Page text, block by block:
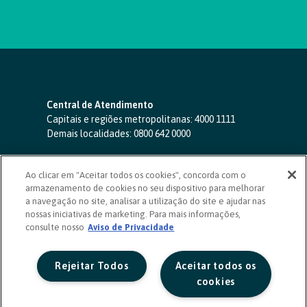
Central de Atendimento
Capitais e regiões metropolitanas: 4000 1111
Demais localidades: 0800 642 0000
SAC 24 horas-0800 724 4420
Ouvidoria
0800 725 0996
(de segunda a sexta, das 8h às 20h)
ouvidoriasicoob.com.br
Deficientes auditivos ou de fala
Ao clicar em "Aceitar todos os cookies", concorda com o
armazenamento de cookies no seu dispositivo para melhorar
a navegação no site, analisar a utilização do site e ajudar nas
nossas iniciativas de marketing. Para mais informações,
consulte nosso Aviso de Privacidade
Aceitar todos os
cookies
Rejeitar Todos